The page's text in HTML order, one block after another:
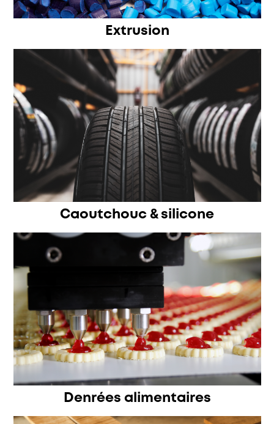
Extrusion
Caoutchouc & silicone
Denrées alimentaires